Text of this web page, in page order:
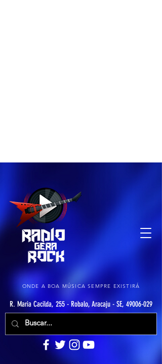
ONDE A BOA MÚSICA SEMPRE EXISTIRÁ
R. Maria Cacilda, 255 - Robalo, Aracaju - SE, 49006-029